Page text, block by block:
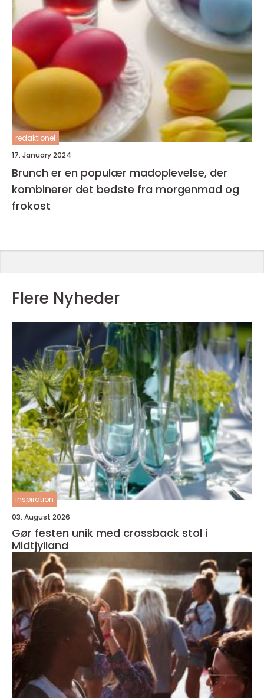
redaktionel
17. January 2024
Brunch er en populær madoplevelse, der
kombinerer det bedste fra morgenmad og
frokost
Flere Nyheder
inspiration
03. August 2026
Gør festen unik med crossback stol i
Midtjylland